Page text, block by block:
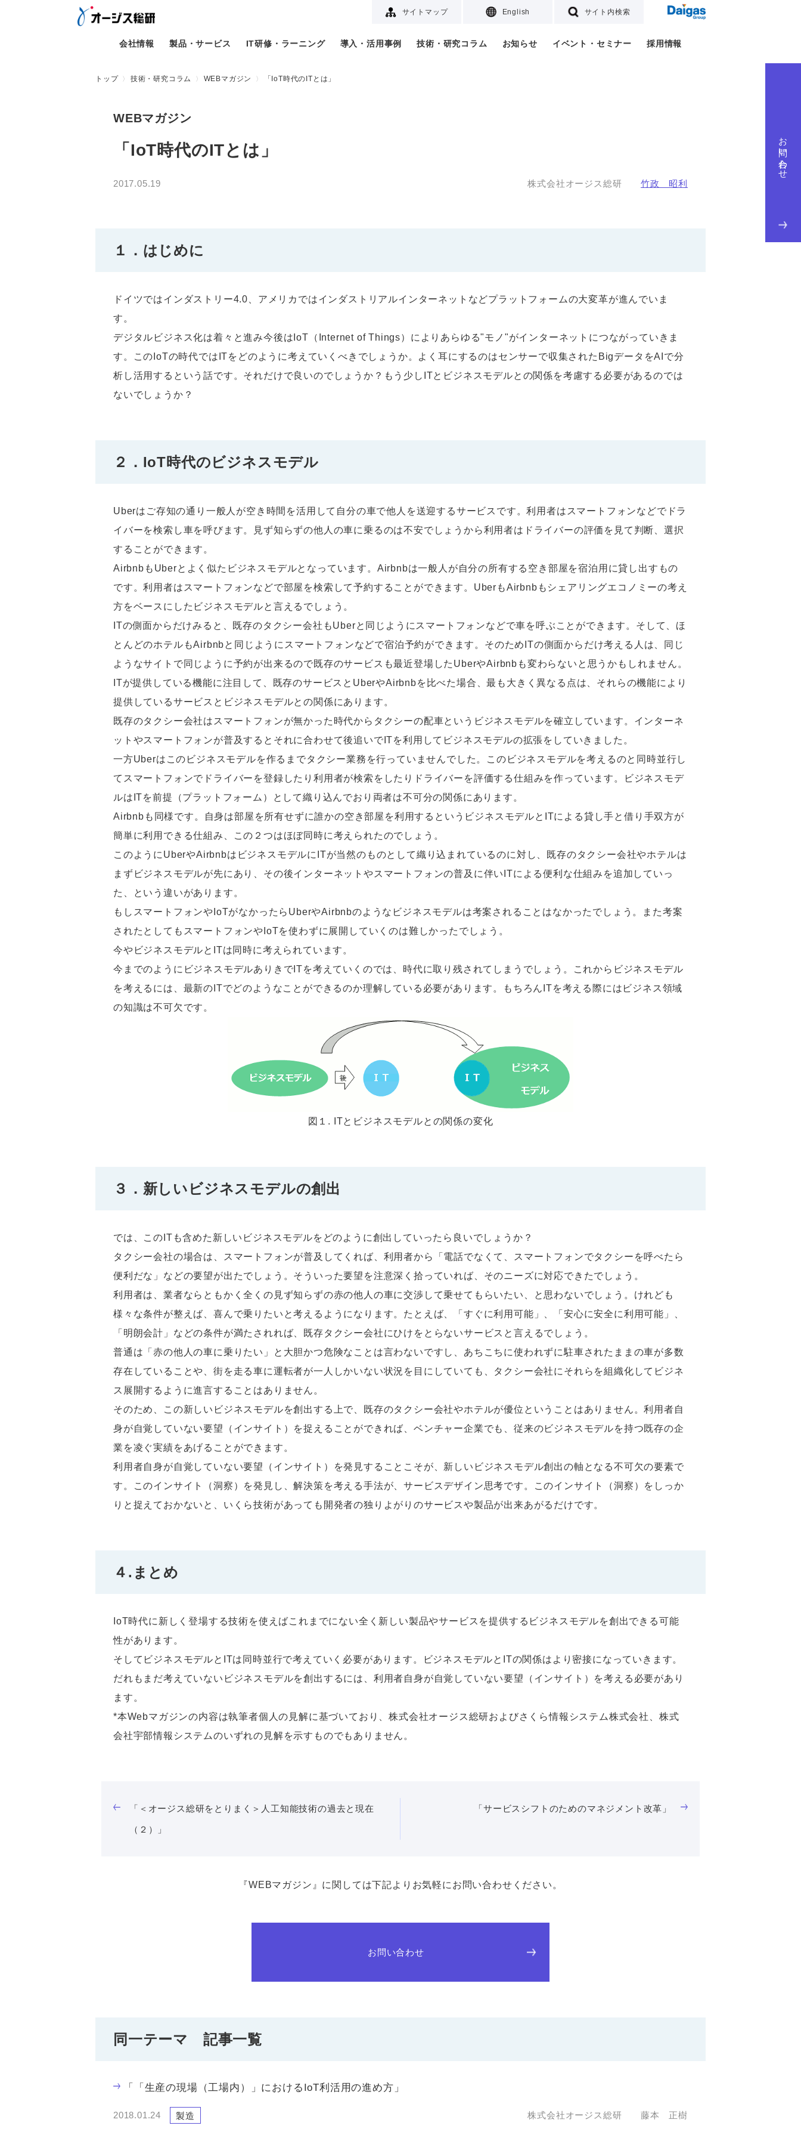
サイトマップ English サイト内検索
会社情報 製品・サービス IT研修・ラーニング 導入・活用事例 技術・研究コラム お知らせ イベント・セミナー 採用情報
お問い合わせ
トップ 技術・研究コラム WEBマガジン 「IoT時代のITとは」
WEBマガジン
「IoT時代のITとは」
2017.05.19 株式会社オージス総研 竹政 昭利
１．はじめに
ドイツではインダストリー4.0、アメリカではインダストリアルインターネットなどプラットフォームの大変革が進んでいま
す。
デジタルビジネス化は着々と進み今後はIoT（Internet of Things）によりあらゆる"モノ"がインターネットにつながっていきま
す。このIoTの時代ではITをどのように考えていくべきでしょうか。よく耳にするのはセンサーで収集されたBigデータをAIで分
析し活用するという話です。それだけで良いのでしょうか？もう少しITとビジネスモデルとの関係を考慮する必要があるのでは
ないでしょうか？
２．IoT時代のビジネスモデル
Uberはご存知の通り一般人が空き時間を活用して自分の車で他人を送迎するサービスです。利用者はスマートフォンなどでドラ
イバーを検索し車を呼びます。見ず知らずの他人の車に乗るのは不安でしょうから利用者はドライバーの評価を見て判断、選択
することができます。
AirbnbもUberとよく似たビジネスモデルとなっています。Airbnbは一般人が自分の所有する空き部屋を宿泊用に貸し出すもの
です。利用者はスマートフォンなどで部屋を検索して予約することができます。UberもAirbnbもシェアリングエコノミーの考え
方をベースにしたビジネスモデルと言えるでしょう。
ITの側面からだけみると、既存のタクシー会社もUberと同じようにスマートフォンなどで車を呼ぶことができます。そして、ほ
とんどのホテルもAirbnbと同じようにスマートフォンなどで宿泊予約ができます。そのためITの側面からだけ考える人は、同じ
ようなサイトで同じように予約が出来るので既存のサービスも最近登場したUberやAirbnbも変わらないと思うかもしれません。
ITが提供している機能に注目して、既存のサービスとUberやAirbnbを比べた場合、最も大きく異なる点は、それらの機能により
提供しているサービスとビジネスモデルとの関係にあります。
既存のタクシー会社はスマートフォンが無かった時代からタクシーの配車というビジネスモデルを確立しています。インターネ
ットやスマートフォンが普及するとそれに合わせて後追いでITを利用してビジネスモデルの拡張をしていきました。
一方Uberはこのビジネスモデルを作るまでタクシー業務を行っていませんでした。このビジネスモデルを考えるのと同時並行し
てスマートフォンでドライバーを登録したり利用者が検索をしたりドライバーを評価する仕組みを作っています。ビジネスモデ
ルはITを前提（プラットフォーム）として織り込んでおり両者は不可分の関係にあります。
Airbnbも同様です。自身は部屋を所有せずに誰かの空き部屋を利用するというビジネスモデルとITによる貸し手と借り手双方が
簡単に利用できる仕組み、この２つはほぼ同時に考えられたのでしょう。
このようにUberやAirbnbはビジネスモデルにITが当然のものとして織り込まれているのに対し、既存のタクシー会社やホテルは
まずビジネスモデルが先にあり、その後インターネットやスマートフォンの普及に伴いITによる便利な仕組みを追加していっ
た、という違いがあります。
もしスマートフォンやIoTがなかったらUberやAirbnbのようなビジネスモデルは考案されることはなかったでしょう。また考案
されたとしてもスマートフォンやIoTを使わずに展開していくのは難しかったでしょう。
今やビジネスモデルとITは同時に考えられています。
今までのようにビジネスモデルありきでITを考えていくのでは、時代に取り残されてしまうでしょう。これからビジネスモデル
を考えるには、最新のITでどのようなことができるのか理解している必要があります。もちろんITを考える際にはビジネス領域
の知識は不可欠です。
図１. ITとビジネスモデルとの関係の変化
３．新しいビジネスモデルの創出
では、このITも含めた新しいビジネスモデルをどのように創出していったら良いでしょうか？
タクシー会社の場合は、スマートフォンが普及してくれば、利用者から「電話でなくて、スマートフォンでタクシーを呼べたら
便利だな」などの要望が出たでしょう。そういった要望を注意深く拾っていれば、そのニーズに対応できたでしょう。
利用者は、業者ならともかく全くの見ず知らずの赤の他人の車に交渉して乗せてもらいたい、と思わないでしょう。けれども
様々な条件が整えば、喜んで乗りたいと考えるようになります。たとえば、「すぐに利用可能」、「安心に安全に利用可能」、
「明朗会計」などの条件が満たされれば、既存タクシー会社にひけをとらないサービスと言えるでしょう。
普通は「赤の他人の車に乗りたい」と大胆かつ危険なことは言わないですし、あちこちに使われずに駐車されたままの車が多数
存在していることや、街を走る車に運転者が一人しかいない状況を目にしていても、タクシー会社にそれらを組織化してビジネ
ス展開するように進言することはありません。
そのため、この新しいビジネスモデルを創出する上で、既存のタクシー会社やホテルが優位ということはありません。利用者自
身が自覚していない要望（インサイト）を捉えることができれば、ベンチャー企業でも、従来のビジネスモデルを持つ既存の企
業を凌ぐ実績をあげることができます。
利用者自身が自覚していない要望（インサイト）を発見することこそが、新しいビジネスモデル創出の軸となる不可欠の要素で
す。このインサイト（洞察）を発見し、解決策を考える手法が、サービスデザイン思考です。このインサイト（洞察）をしっか
りと捉えておかないと、いくら技術があっても開発者の独りよがりのサービスや製品が出来あがるだけです。
４.まとめ
IoT時代に新しく登場する技術を使えばこれまでにない全く新しい製品やサービスを提供するビジネスモデルを創出できる可能
性があります。
そしてビジネスモデルとITは同時並行で考えていく必要があります。ビジネスモデルとITの関係はより密接になっていきます。
だれもまだ考えていないビジネスモデルを創出するには、利用者自身が自覚していない要望（インサイト）を考える必要があり
ます。
*本Webマガジンの内容は執筆者個人の見解に基づいており、株式会社オージス総研およびさくら情報システム株式会社、株式
会社宇部情報システムのいずれの見解を示すものでもありません。
「＜オージス総研をとりまく＞人工知能技術の過去と現在
（２）」
「サービスシフトのためのマネジメント改革」
『WEBマガジン』に関しては下記よりお気軽にお問い合わせください。
お問い合わせ
同一テーマ 記事一覧
「「生産の現場（工場内）」におけるIoT利活用の進め方」
2018.01.24 製造 株式会社オージス総研 藤本 正樹